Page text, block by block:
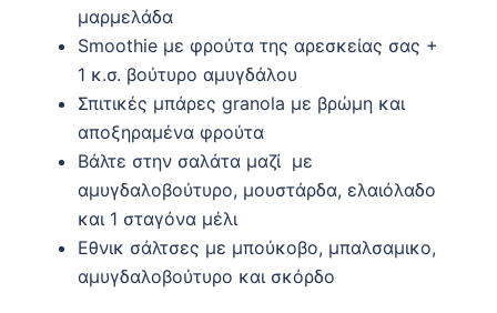
μαρμελάδα
Smoothie με φρούτα της αρεσκείας σας +
1 κ.σ. βούτυρο αμυγδάλου
Σπιτικές μπάρες granola με βρώμη και
αποξηραμένα φρούτα
Βάλτε στην σαλάτα μαζί με
αμυγδαλοβούτυρο, μουστάρδα, ελαιόλαδο
και 1 σταγόνα μέλι
Εθνικ σάλτσες με μπούκοβο, μπαλσαμικο,
αμυγδαλοβούτυρο και σκόρδο